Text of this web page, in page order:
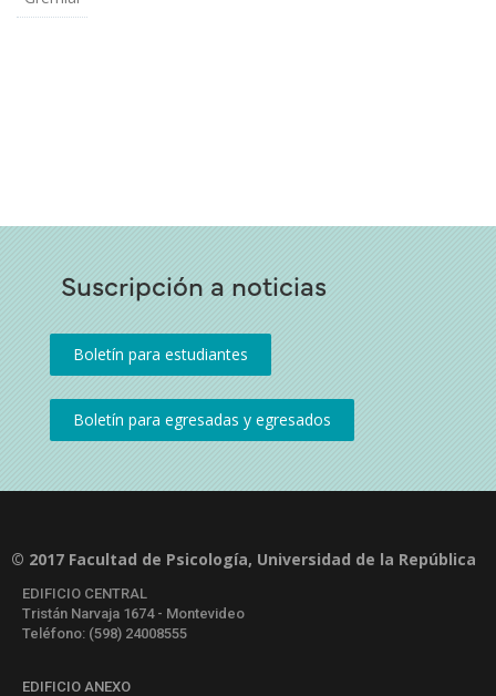
Suscripción a noticias
© 2017 Facultad de Psicología, Universidad de la República
EDIFICIO CENTRAL
Tristán Narvaja 1674 - Montevideo
Teléfono: (598) 24008555
EDIFICIO ANEXO